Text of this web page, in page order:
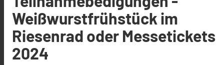
Weißwurstfrühstück im
Riesenrad oder Messetickets
2024